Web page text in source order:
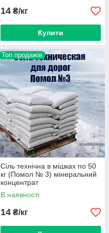
14 ₴/кг
Купити
Топ продажів
Сіль технічна в мішках по 50
кг (Помол № 3) мінеральний
концентрат
В наявності
14 ₴/кг